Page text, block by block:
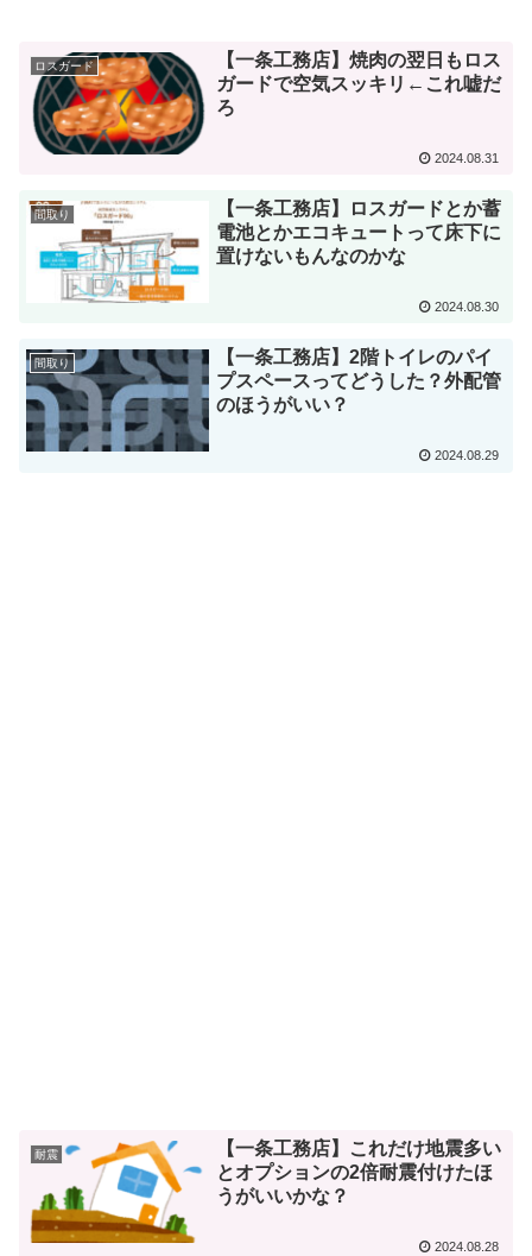
ロスガード
【一条工務店】焼肉の翌日もロス
ガードで空気スッキリ←これ嘘だ
ろ
2024.08.31
間取り
【一条工務店】ロスガードとか蓄
電池とかエコキュートって床下に
置けないもんなのかな
2024.08.30
間取り
【一条工務店】2階トイレのパイ
プスペースってどうした？外配管
のほうがいい？
2024.08.29
耐震
【一条工務店】これだけ地震多い
とオプションの2倍耐震付けたほ
うがいいかな？
2024.08.28